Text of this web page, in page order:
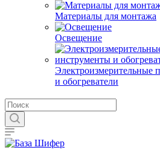
Материалы для монтажа
Освещение
Электроизмерительные
и обогреватели